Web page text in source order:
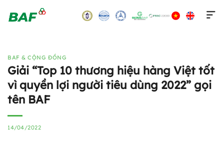
BAF & CỘNG ĐỒNG
Giải “Top 10 thương hiệu hàng Việt tốt
vì quyền lợi người tiêu dùng 2022” gọi
tên BAF
14/04/2022